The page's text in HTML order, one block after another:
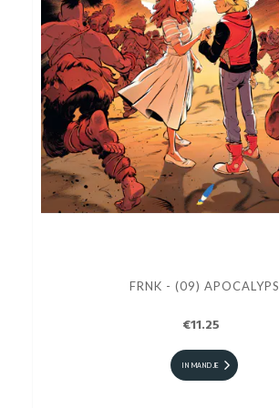
FRNK - (09) APOCALYPS
€11.25
IN MANDJE